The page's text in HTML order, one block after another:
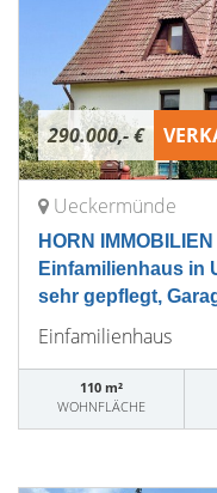
290.000,- €
Ueckermünde
HORN
Einfamilienhaus in
sehr gepflegt,
Einfamilienhaus
110 m²
WOHNFLÄCHE